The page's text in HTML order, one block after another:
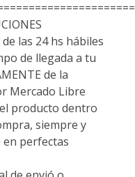
las 24 hs hábiles
de llegada a tu
de la
Mercado Libre
producto dentro
siempre y
perfectas